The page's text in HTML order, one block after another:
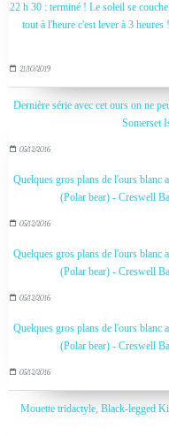
22 h 30 : terminé ! Le soleil se
tout à l'heure c'est lever à 3
21/10/2019
Dernière série avec cet ours on ne
Somerset
05/12/2016
Quelques gros plans de l'ours blanc
(Polar bear) - Creswell
05/12/2016
Quelques gros plans de l'ours blanc
(Polar bear) - Creswell
05/12/2016
Quelques gros plans de l'ours blanc
(Polar bear) - Creswell
05/12/2016
Mouette tridactyle, Black-legged